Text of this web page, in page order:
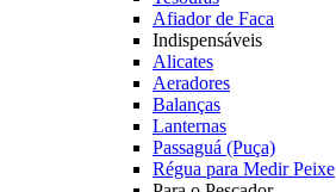
Afiador de Faca
Indispensáveis
Alicates
Aeradores
Balanças
Lanternas
Passaguá (Puça)
Régua para Medir Peixe